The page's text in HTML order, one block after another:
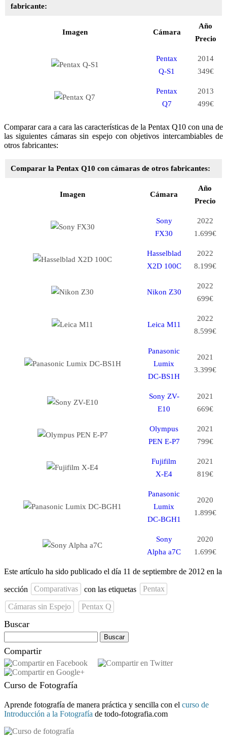
fabricante:
Imagen Cámara
Año
Precio
Pentax
Q-S1
2014
349€
Pentax
Q7
2013
499€
Comparar cara a cara las características de la Pentax Q10 con una de
las siguientes cámaras sin espejo con objetivos intercambiables de
otros fabricantes:
Comparar la Pentax Q10 con cámaras de otros fabricantes:
Imagen Cámara
Año
Precio
Sony
FX30
2022
1.699€
Hasselblad
X2D 100C
2022
8.199€
Nikon Z30
2022
699€
Leica M11
2022
8.599€
Panasonic
Lumix
DC-BS1H
2021
3.399€
Sony ZV-
E10
2021
669€
Olympus
PEN E-P7
2021
799€
Fujifilm
X-E4
2021
819€
Panasonic
Lumix
DC-BGH1
2020
1.899€
Sony
Alpha a7C
2020
1.699€
Este artículo ha sido publicado el día 11 de septiembre de 2012 en la
sección Comparativas con las etiquetas Pentax
Cámaras sin Espejo Pentax Q
Buscar
Compartir
Curso de Fotografía
Aprende fotografía de manera práctica y sencilla con el curso de
Introducción a la Fotografía de todo-fotografia.com